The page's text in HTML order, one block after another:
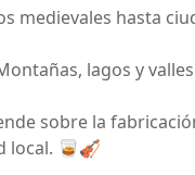
medievales hasta
lagos y
sobre la
local. 🥃🎻